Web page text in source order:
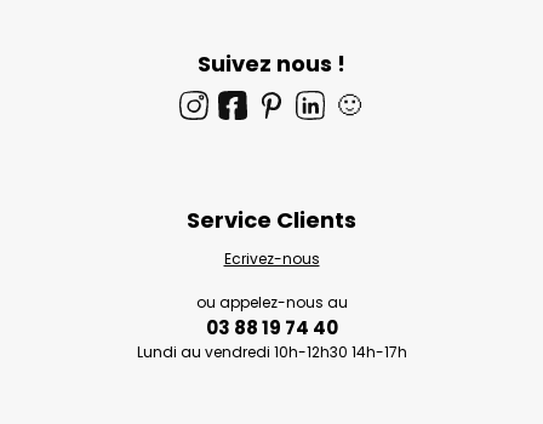
Suivez nous !
🙂
Service Clients
Ecrivez-nous
ou appelez-nous au
03 88 19 74 40
Lundi au vendredi 10h-12h30 14h-17h